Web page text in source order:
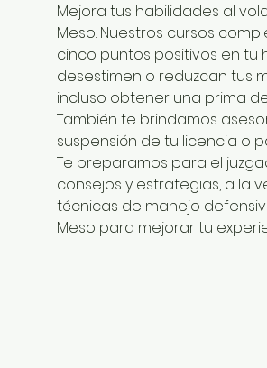
Mejora tus habilidades al
Meso. Nuestros cursos
cinco puntos positivos en tu
desestimen o reduzcan tus
incluso obtener una prima
También te brindamos
suspensión de tu licencia o
Te preparamos para el
consejos y estrategias, a la
técnicas de manejo
Meso para mejorar tu